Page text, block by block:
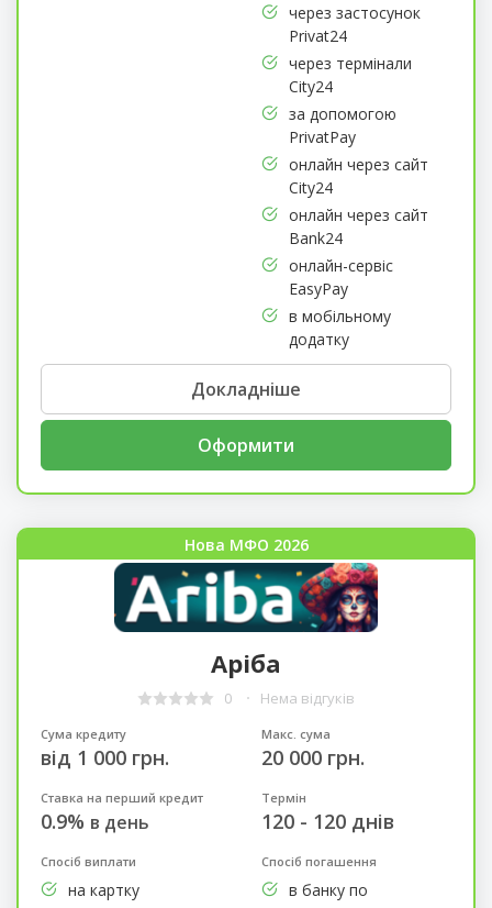
через застосунок
Privat24
через термінали
City24
за допомогою
PrivatPay
онлайн через сайт
City24
онлайн через сайт
Bank24
онлайн-сервіс
EasyPay
в мобільному
додатку
Докладніше
Оформити
Нова МФО 2026
Аріба
0 Нема відгуків
Сума кредиту
від 1 000 грн.
Макс. сума
20 000 грн.
Ставка на перший кредит
0.9% в день
Термін
120 - 120 днів
Спосіб виплати
на картку
Спосіб погашення
в банку по